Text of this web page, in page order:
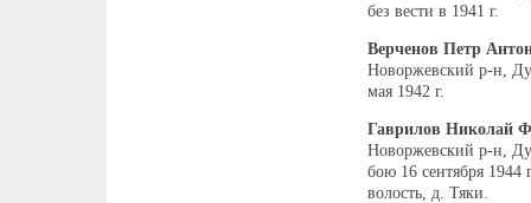
без вести в 1941 г.
Верченов Петр
Новоржевский р-н,
мая 1942 г.
Гаврилов Николай
Новоржевский р-н,
бою 16 сентября 1944
волость, д. Тяки.